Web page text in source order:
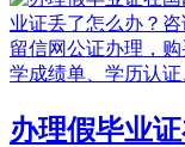
办理假毕业